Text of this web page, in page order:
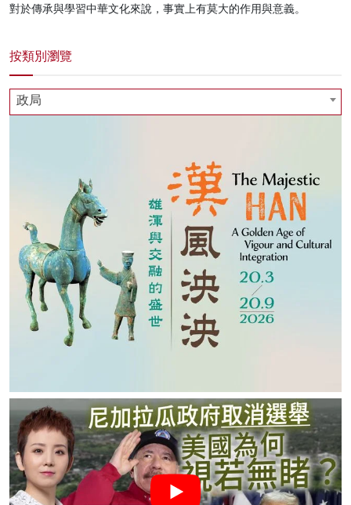
對於傳承與學習中華文化來說，事實上有莫大的作用與意義。
按類別瀏覽
政局